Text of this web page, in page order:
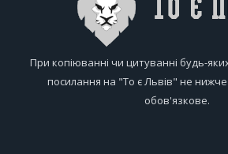
При копіюванні чи цитуванні будь-
посилання на "То є Львів" не
обов'язкове.